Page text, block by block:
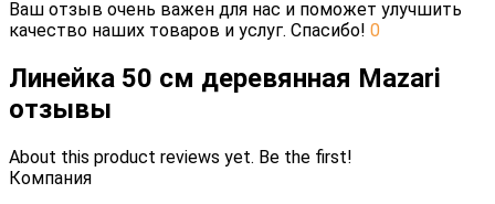
Ваш отзыв очень важен для нас и поможет улучшить
качество наших товаров и услуг. Спасибо! 0
Линейка 50 см деревянная Mazari
отзывы
About this product reviews yet. Be the first!
Компания